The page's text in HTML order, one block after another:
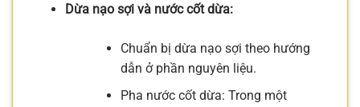
Dừa nạo sợi và nước cốt dừa:
Chuẩn bị dừa nạo sợi theo hướng
dẫn ở phần nguyên liệu.
Pha nước cốt dừa: Trong một